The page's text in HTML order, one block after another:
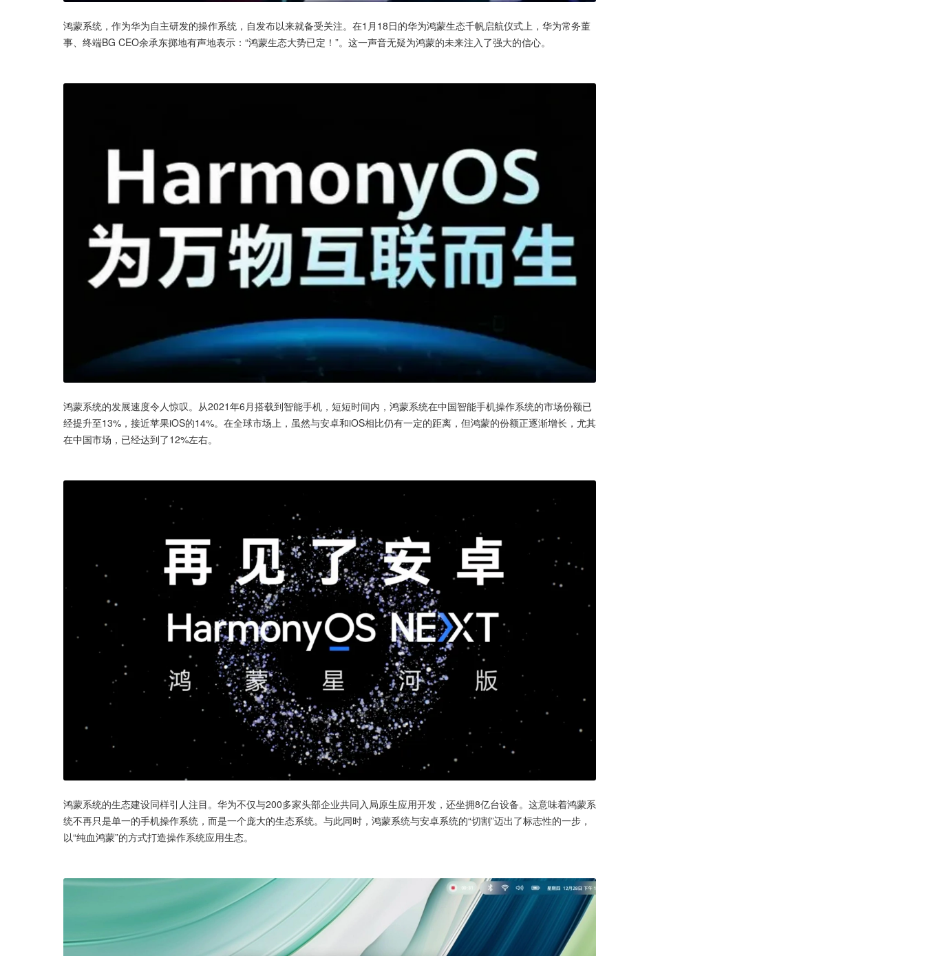
鸿蒙系统，作为华为自主研发的操作系统，自发布以来就备受关注。在1月18日的华为鸿蒙生态千帆启航仪式上，华为常务董
事、终端BG CEO余承东掷地有声地表示：“鸿蒙生态大势已定！”。这一声音无疑为鸿蒙的未来注入了强大的信心。
鸿蒙系统的发展速度令人惊叹。从2021年6月搭载到智能手机，短短时间内，鸿蒙系统在中国智能手机操作系统的市场份额已
经提升至13%，接近苹果iOS的14%。在全球市场上，虽然与安卓和iOS相比仍有一定的距离，但鸿蒙的份额正逐渐增长，尤其
在中国市场，已经达到了12%左右。
鸿蒙系统的生态建设同样引人注目。华为不仅与200多家头部企业共同入局原生应用开发，还坐拥8亿台设备。这意味着鸿蒙系
统不再只是单一的手机操作系统，而是一个庞大的生态系统。与此同时，鸿蒙系统与安卓系统的“切割”迈出了标志性的一步，
以“纯血鸿蒙”的方式打造操作系统应用生态。